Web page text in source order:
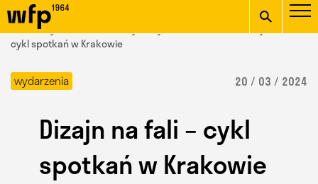
Oficjalna witryna
Wydziału Form
Przemysłowych ASP w
Krakowie
wpisz szukaną frazę
/ Wydział Form Przemysłowych /
cykl spotkań w Krakowie
wydarzenia 20 / 03 / 2024
Dizajn na fali – cykl
spotkań w Krakowie